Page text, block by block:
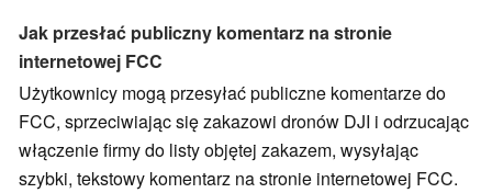
Jak przesłać publiczny komentarz na stronie
internetowej FCC
Użytkownicy mogą przesyłać publiczne komentarze do
FCC, sprzeciwiając się zakazowi dronów DJI i odrzucając
włączenie firmy do listy objętej zakazem, wysyłając
szybki, tekstowy komentarz na stronie internetowej FCC.